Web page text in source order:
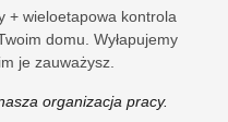
+ wieloetapowa kontrola
domu. Wyłapujemy
je zauważysz.
organizacja pracy.